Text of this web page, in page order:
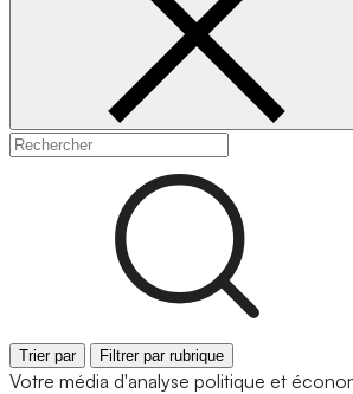
Trier par Filtrer par rubrique
Votre média d'analyse politique et